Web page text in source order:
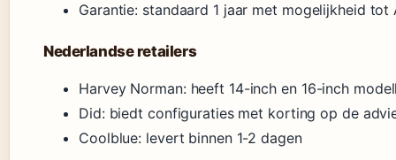
Garantie: standaard 1 jaar met mogelijkheid tot
Nederlandse retailers
Harvey Norman: heeft 14-inch en 16-inch
Did: biedt configuraties met korting op de
Coolblue: levert binnen 1-2 dagen